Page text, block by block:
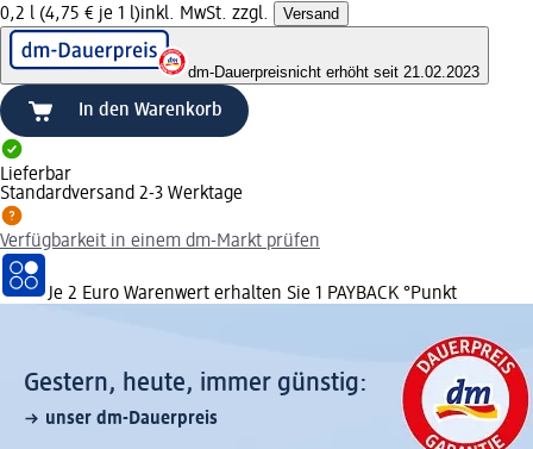
0,2 l (4,75 € je 1 l)inkl. MwSt. zzgl. Versand
dm-Dauerpreisnicht erhöht seit 21.02.2023
In den Warenkorb
Lieferbar
Standardversand 2-3 Werktage
Verfügbarkeit in einem dm-Markt prüfen
Je 2 Euro Warenwert erhalten Sie 1 PAYBACK °Punkt
Gestern, heute, immer günstig:
unser dm-Dauerpreis